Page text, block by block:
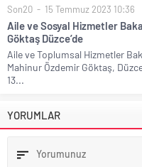
Son20 15 Temmuz 2023 10:36
Aile ve Sosyal Hizmetler
Göktaş Düzce’de
Aile ve Toplumsal Hizmetler
Mahinur Özdemir Göktaş,
13...
YORUMLAR